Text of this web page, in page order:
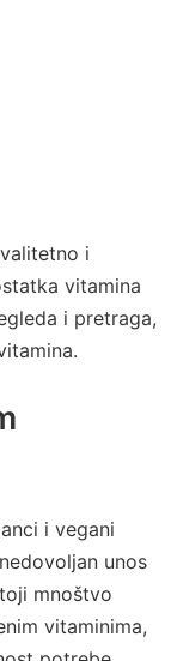
i
vitamina
i pretraga,
i vegani
unos
mnoštvo
vitaminima,